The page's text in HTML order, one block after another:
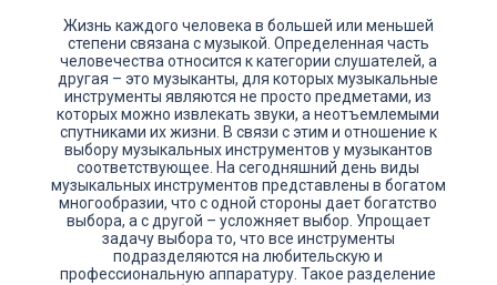
Жизнь каждого человека в большей или меньшей
степени связана с музыкой. Определенная часть
человечества относится к категории слушателей, а
другая – это музыканты, для которых музыкальные
инструменты являются не просто предметами, из
которых можно извлекать звуки, а неотъемлемыми
спутниками их жизни. В связи с этим и отношение к
выбору музыкальных инструментов у музыкантов
соответствующее. На сегодняшний день виды
музыкальных инструментов представлены в богатом
многообразии, что с одной стороны дает богатство
выбора, а с другой – усложняет выбор. Упрощает
задачу выбора то, что все инструменты
подразделяются на любительскую и
профессиональную аппаратуру. Такое разделение